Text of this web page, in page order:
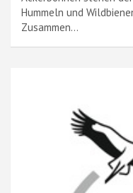
Hummeln und
Zusammen…